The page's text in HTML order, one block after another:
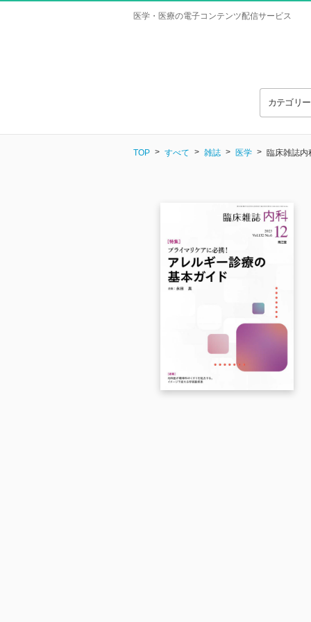
医学・医療の電子コンテンツ配信サービス
カテゴリ
TOP すべて 雑誌 医学 臨床雑誌